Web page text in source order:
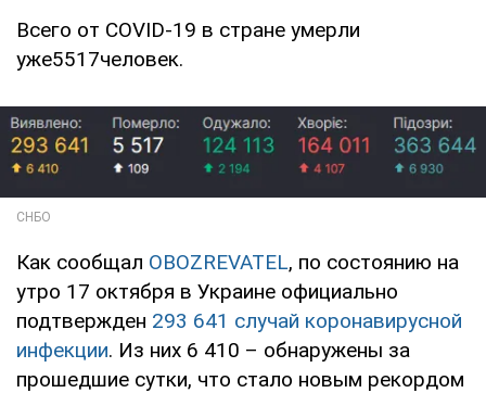
Всего от COVID-19 в стране умерли
уже5517человек.
Как сообщал OBOZREVATEL, по состоянию на
утро 17 октября в Украине официально
подтвержден 293 641 случай коронавирусной
инфекции. Из них 6 410 – обнаружены за
прошедшие сутки, что стало новым рекордом